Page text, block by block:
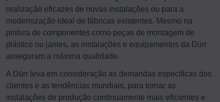
realização eficazes de novas instalações ou para a
modernização ideal de fábricas existentes. Mesmo na
pintura de componentes como peças de montagem de
plástico ou jantes, as instalações e equipamentos da Dürr
asseguram a máxima qualidade.
A Dürr leva em consideração as demandas específicas dos
clientes e as tendências mundiais, para tornar as
instalações de produção continuamente mais eficientes e